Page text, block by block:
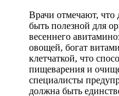
Врачи отмечают, что
быть полезной для
весеннего
овощей, богат
клетчаткой, что
пищеварения и
специалисты
должна быть